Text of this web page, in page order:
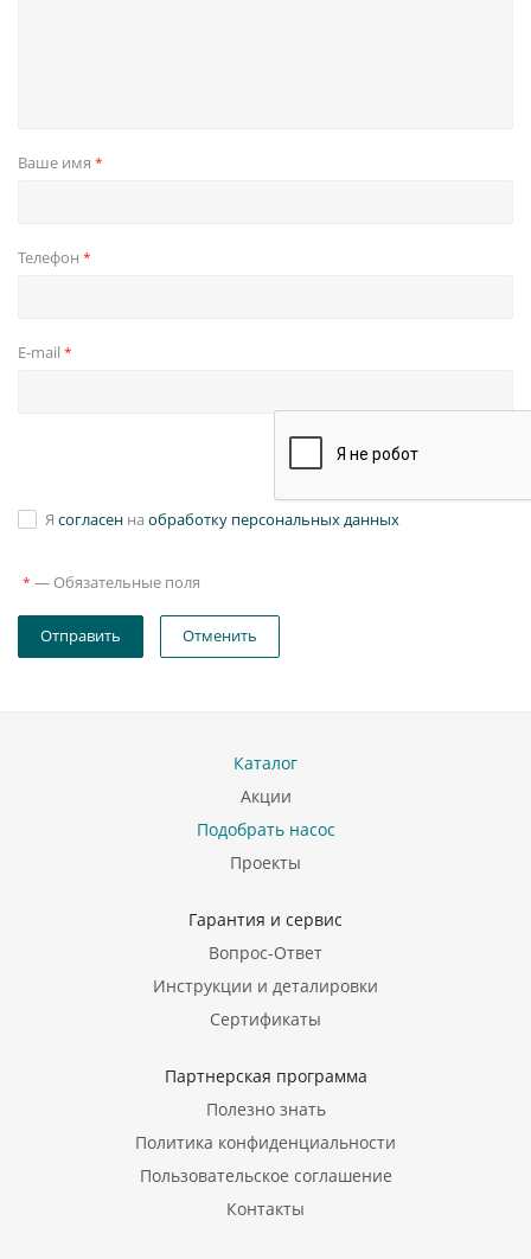
Ваше имя *
Телефон *
E-mail *
Я согласен на обработку персональных данных
* — Обязательные поля
Отправить Отменить
Каталог
Акции
Подобрать насос
Проекты
Гарантия и сервис
Вопрос-Ответ
Инструкции и деталировки
Сертификаты
Партнерская программа
Полезно знать
Политика конфиденциальности
Пользовательское соглашение
Контакты